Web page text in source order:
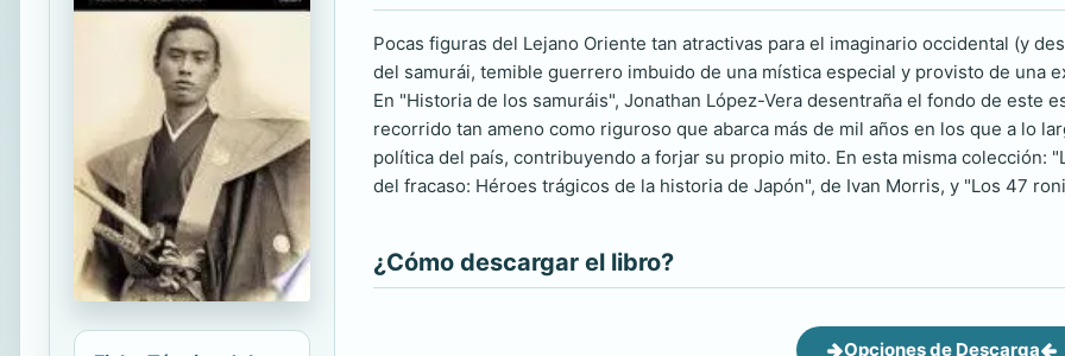
Pocas figuras del Lejano Oriente tan atractivas para el imaginario occidental (y
del samurái, temible guerrero imbuido de una mística especial y provisto de una
En "Historia de los samuráis", Jonathan López-Vera desentraña el fondo de este
recorrido tan ameno como riguroso que abarca más de mil años en los que a lo
política del país, contribuyendo a forjar su propio mito. En esta misma colección:
del fracaso: Héroes trágicos de la historia de Japón", de Ivan Morris, y "Los 47
¿Cómo descargar el libro?
Opciones de Descarga